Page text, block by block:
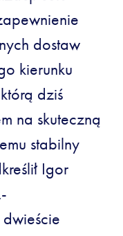
dostaw
kierunku
dziś
na skuteczną
stabilny
Igor